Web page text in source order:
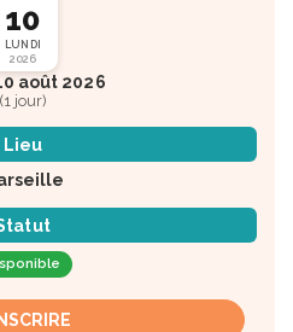
10
LUNDI
2026
août 2026
(1 jour)
Lieu